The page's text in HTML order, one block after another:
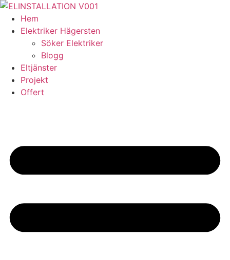
Skip
content
Hem
Elektriker Hägersten
Söker Elektriker
Blogg
Eltjänster
Projekt
Offert